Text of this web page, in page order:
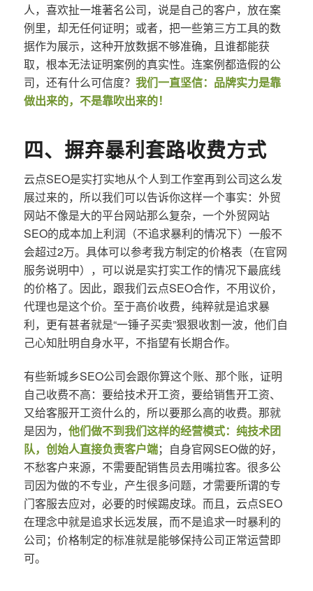
人，喜欢扯一堆著名公司，说是自己的客户，放在案
例里，却无任何证明；或者，把一些第三方工具的数
据作为展示，这种开放数据不够准确，且谁都能获
取，根本无法证明案例的真实性。连案例都造假的公
司，还有什么可信度？ 我们一直坚信：品牌实力是靠
做出来的，不是靠吹出来的！
四、摒弃暴利套路收费方式
云点SEO是实打实地从个人到工作室再到公司这么发
展过来的，所以我们可以告诉你这样一个事实：外贸
网站不像是大的平台网站那么复杂，一个外贸网站
SEO的成本加上利润（不追求暴利的情况下）一般不
会超过2万。具体可以参考我方制定的价格表（在官网
服务说明中），可以说是实打实工作的情况下最底线
的价格了。因此，跟我们云点SEO合作，不用议价，
代理也是这个价。至于高价收费，纯粹就是追求暴
利，更有甚者就是“一锤子买卖”狠狠收割一波，他们自
己心知肚明自身水平，不指望有长期合作。
有些新城乡SEO公司会跟你算这个账、那个账，证明
自己收费不高：要给技术开工资，要给销售开工资、
又给客服开工资什么的，所以要那么高的收费。那就
是因为， 他们做不到我们这样的经营模式：纯技术团
队，创始人直接负责客户端；自身官网SEO做的好，
不愁客户来源，不需要配销售员去用嘴拉客。很多公
司因为做的不专业，产生很多问题，才需要所谓的专
门客服去应对，必要的时候踢皮球。而且，云点SEO
在理念中就是追求长远发展，而不是追求一时暴利的
公司；价格制定的标准就是能够保持公司正常运营即
可。